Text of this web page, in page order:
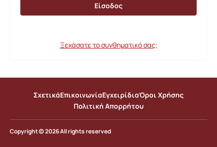
Ξεχάσατε το συνθηματικό σας;
ΣχετικάΕπικοινωνίαΕγχειρίδιαΌροι Χρήσης
Πολιτική Απορρήτου
Copyright © 2026 All rights reserved